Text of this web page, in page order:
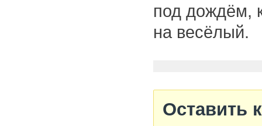
под дождём,
на весёлый.
Оставить